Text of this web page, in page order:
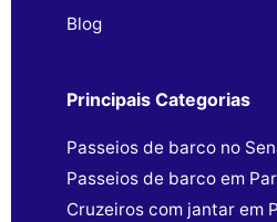
Blog
Principais Categorias
Passeios de barco no
Passeios de barco em
Cruzeiros com jantar em